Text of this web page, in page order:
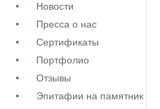
Новости
Пресса о нас
Сертификаты
Портфолио
Отзывы
Эпитафии на памятник